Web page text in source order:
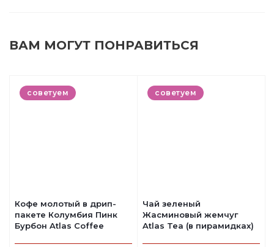
ВАМ МОГУТ ПОНРАВИТЬСЯ
советуем
Кофе молотый в дрип-
пакете Колумбия Пинк
Бурбон Atlas Coffee
советуем
Чай зеленый
Жасминовый жемчуг
Atlas Tea (в пирамидках)